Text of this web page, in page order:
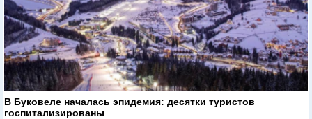
В Буковеле началась эпидемия: десятки туристов
госпитализированы